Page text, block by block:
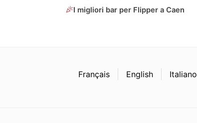
I migliori bar per Flipper a Caen
Français English Italiano